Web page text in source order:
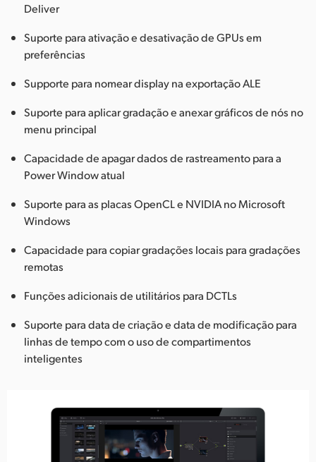
Deliver
Suporte para ativação e desativação de GPUs em
preferências
Supporte para nomear display na exportação ALE
Suporte para aplicar gradação e anexar gráficos de nós no
menu principal
Capacidade de apagar dados de rastreamento para a
Power Window atual
Suporte para as placas OpenCL e NVIDIA no Microsoft
Windows
Capacidade para copiar gradações locais para gradações
remotas
Funções adicionais de utilitários para DCTLs
Suporte para data de criação e data de modificação para
linhas de tempo com o uso de compartimentos
inteligentes